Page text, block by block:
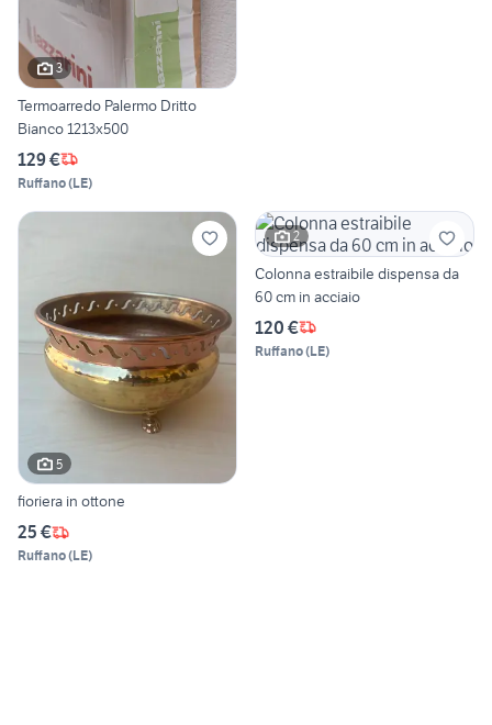
3
Termoarredo Palermo Dritto
Bianco 1213x500
129 €
Ruffano(LE)
5
fioriera in ottone
25 €
Ruffano(LE)
2
Colonna estraibile dispensa da
60 cm in acciaio
120 €
Ruffano(LE)